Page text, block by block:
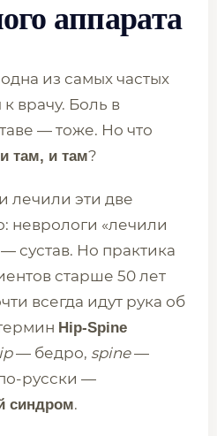
аппарата
из самых частых
врачу. Боль в
— тоже. Но что
и там, и там?
лечили эти две
неврологи «лечили
сустав. Но практика
старше 50 лет
всегда идут рука об
Hip-Spine
— бедро, spine—
русски —
синдром.